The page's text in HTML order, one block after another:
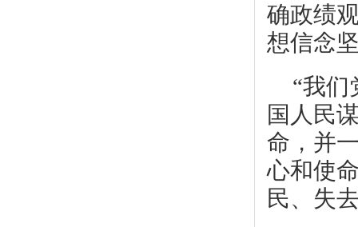
确政绩
想信念
“我们
国人民
命，并
心和使
民、失